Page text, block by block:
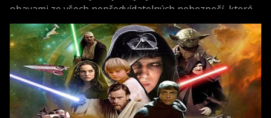
obavami ze všech nepředvídatelných nebezpečí, které
hlubiny oceánu skýtají, snaží svého syna před
nástrahami okolí ochránit. Nemo je však, stejně jako
všechny malé rybky, velmi zvídavý a chce tajemný útes
prozkoumat. Když je pak nečekaně unesen daleko od
domova a skončí v akváriu, kterým si vyzdobil ordinaci
laciný zubař, ocitne se Marlin nečekaně v roli hrdiny na
cestě k záchraně svého syna.